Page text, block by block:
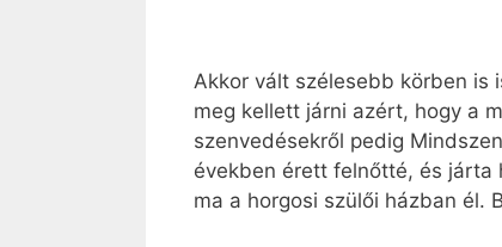
Akkor vált szélesebb körben is
meg kellett járni azért, hogy a
szenvedésekről pedig
években érett felnőtté, és járta
ma a horgosi szülői házban él.